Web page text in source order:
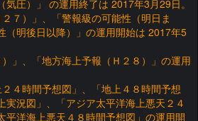
気圧）」 の運用終了は 2017年3月29日。
７）」、「警報級の可能性（明日ま
（明後日以降）」の運用開始は 2017年5
」、「地方海上予報（Ｈ２８）」の運用
４時間予想図」、「地上４８時間予想
実況図」、「アジア太平洋海上悪天２４
平洋海上悪天４８時間予想図」の運用開